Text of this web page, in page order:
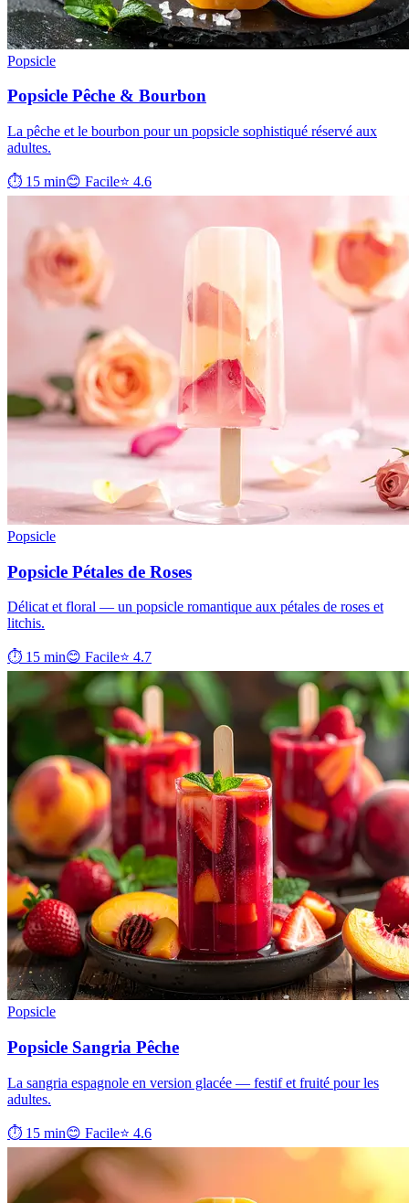
Popsicle
Popsicle Pêche & Bourbon
La pêche et le bourbon pour un popsicle sophistiqué réservé aux
adultes.
⏱ 15 min😊 Facile⭐ 4.6
Popsicle
Popsicle Pétales de Roses
Délicat et floral — un popsicle romantique aux pétales de roses et
litchis.
⏱ 15 min😊 Facile⭐ 4.7
Popsicle
Popsicle Sangria Pêche
La sangria espagnole en version glacée — festif et fruité pour les
adultes.
⏱ 15 min😊 Facile⭐ 4.6